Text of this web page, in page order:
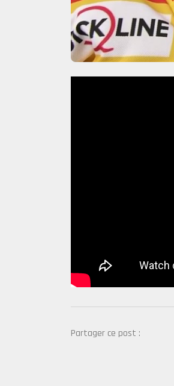
Partager ce post :